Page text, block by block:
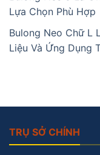
Lựa Chọn Phù Hợp
Bulong Neo Chữ L
Liệu Và Ứng Dụng
TRỤ SỞ CHÍNH